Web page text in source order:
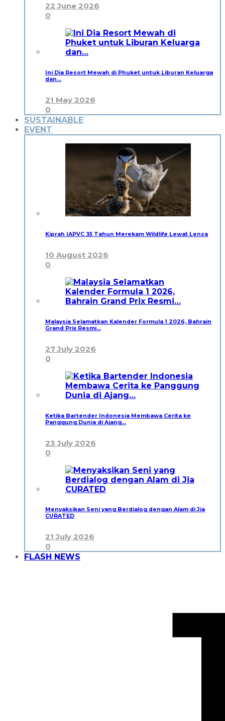
22 June 2026
0
Ini Dia Resort Mewah di Phuket untuk Liburan Keluarga
dan…
21 May 2026
0
SUSTAINABLE
EVENT
Kiprah IAPVC 35 Tahun Merekam Wildlife Lewat Lensa
10 August 2026
0
Malaysia Selamatkan Kalender Formula 1 2026, Bahrain
Grand Prix Resmi…
27 July 2026
0
Ketika Bartender Indonesia Membawa Cerita ke
Panggung Dunia di Ajang…
23 July 2026
0
Menyaksikan Seni yang Berdialog dengan Alam di Jia
CURATED
21 July 2026
0
FLASH NEWS